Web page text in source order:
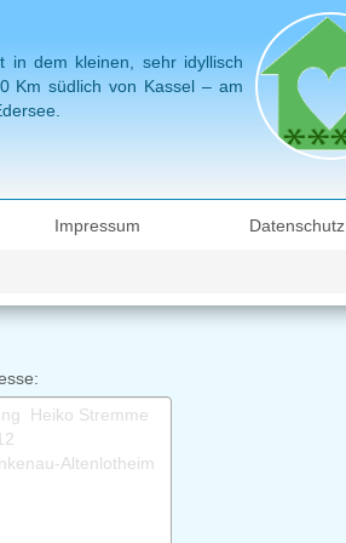
in dem kleinen, sehr idyllisch
Km südlich von Kassel – am
Impressum Datenschutz